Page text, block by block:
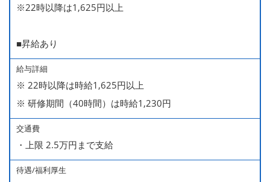
※22時以降は1,625円以上
■昇給あり
給与詳細
※ 22時以降は時給1,625円以上
※ 研修期間（40時間）は時給1,230円
交通費
・上限 2.5万円まで支給
待遇/福利厚生